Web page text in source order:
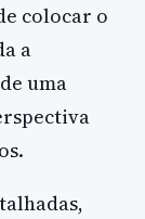
colocar o
a
uma